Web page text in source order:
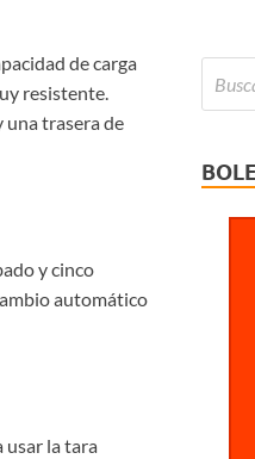
de carga
resistente.
una trasera de
y cinco
automático
usar la tara